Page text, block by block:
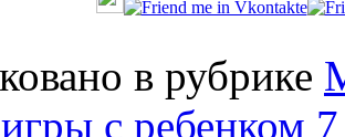
в рубрике
игры с ребенком